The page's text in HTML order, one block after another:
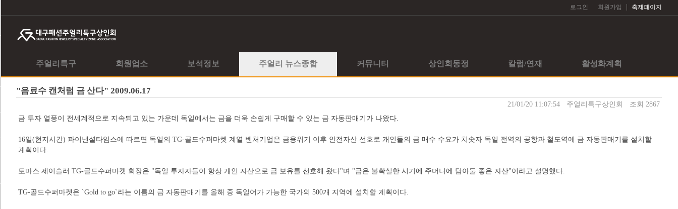
로그인 회원가입 축제페이지
주얼리특구 회원업소 보석정보 주얼리 뉴스종합 커뮤니티 상인회동정 칼럼/연재 활성화계획
"음료수 캔처럼 금 산다" 2009.06.17
21/01/20 11:07:54 주얼리특구상인회
조회 2867
금 투자 열풍이 전세계적으로 지속되고 있는 가운데 독일에서는 금을 더욱 손쉽게 구매할 수 있는 금 자동판매기가 나왔다.
16일(현지시간) 파이낸셜타임스에 따르면 독일의 TG-골드수퍼마켓 계열 벤처기업은 금융위기 이후 안전자산 선호로 개인들의 금 매수 수요가 치솟자 독일 전역의 공항과 철도역에 금 자동판매기를 설치할
계획이다.
토마스 제이슬러 TG-골드수퍼마켓 회장은 "독일 투자자들이 항상 개인 자산으로 금 보유를 선호해 왔다"며 "금은 불확실한 시기에 주머니에 담아둘 좋은 자산"이라고 설명했다.
TG-골드수퍼마켓은 `Gold to go`라는 이름의 금 자동판매기를 올해 중 독일어가 가능한 국가의 500개 지역에 설치할 계획이다.